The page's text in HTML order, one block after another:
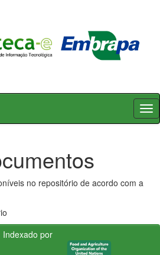
no repositório de acordo com a
Indexado por